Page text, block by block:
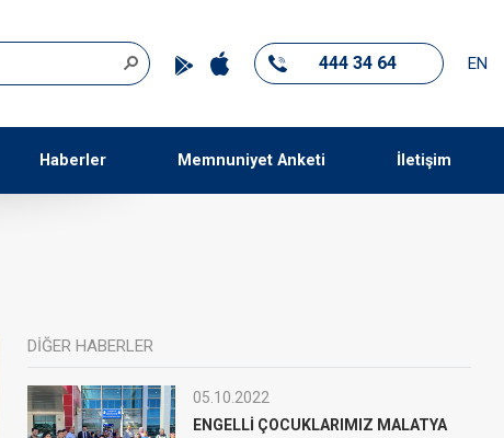
444 34 64 EN
Haberler Memnuniyet Anketi İletişim
DİĞER HABERLER
05.10.2022
ENGELLİ ÇOCUKLARIMIZ MALATYA